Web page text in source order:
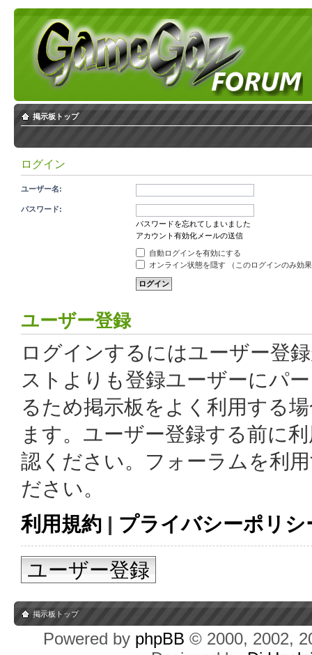
掲示板トップ
ログイン
ユーザー名:
パスワード:
パスワードを忘れてしまいました
アカウント有効化メールの送信
自動ログインを有効にする
オンライン状態を隠す （このログインのみ効
ユーザー登録
ログインするにはユーザー登
ストよりも登録ユーザーにパ
るため掲示板をよく利用する
ます。ユーザー登録する前に
認ください。フォーラムを利
ださい。
利用規約 | プライバシーポリシ
ユーザー登録
掲示板トップ
Powered by phpBB © 2000, 2002,